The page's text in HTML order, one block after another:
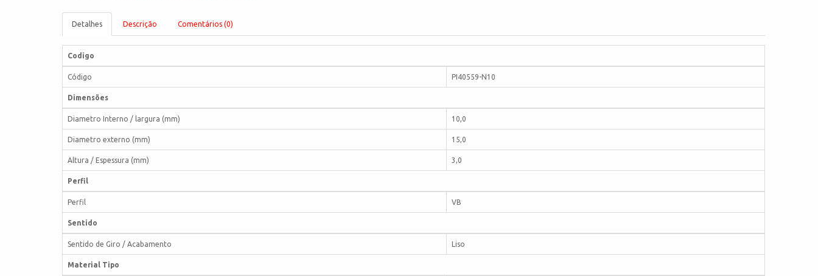
Detalhes Descrição Comentários (0)
Codigo
Código PI40559-N10
Dimensões
Diametro Interno / largura (mm) 10,0
Diametro externo (mm) 15,0
Altura / Espessura (mm) 3,0
Perfil
Perfil VB
Sentido
Sentido de Giro / Acabamento Liso
Material Tipo